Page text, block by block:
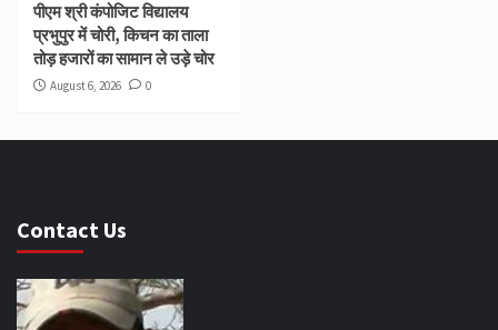
पीएम श्री कंपोजिट विद्यालय
प्रभुपुर में चोरी, किचन का ताला
तोड़ हजारों का सामान ले उड़े चोर
August 6, 2026 0
Contact Us